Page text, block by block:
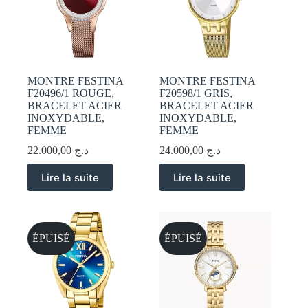
MONTRE FESTINA
F20496/1 ROUGE,
BRACELET ACIER
INOXYDABLE,
FEMME
د.ج
Lire la suite
MONTRE FESTINA
F20598/1 GRIS,
BRACELET ACIER
INOXYDABLE,
FEMME
د.ج
Lire la suite
ÉPUISÉ ÉPUISÉ